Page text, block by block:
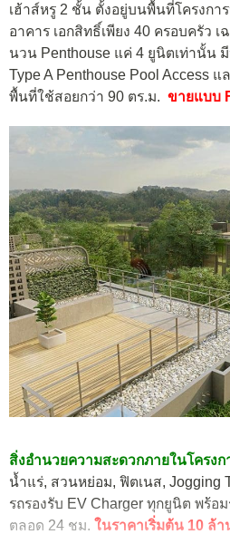
เฮ้าส์หรู 2 ชั้น ตั้งอยู่บนพื้นที่โครงกา
อาคาร เอกสิทธิ์เพียง 40 ครอบครัว
นวน Penthouse แค่ 4 ยูนิตเท่านั้น
Type A Penthouse Pool Access แ
พื้นที่ใช้สอยกว่า 90 ตร.ม. ขายแบบ
สิ่งอำนวยความสะดวกภายในโครงก
น้ำแร่, สวนหย่อม, ฟิตเนส, Jogging
รถรองรับ EV Charger ทุกยูนิต พร้อ
ตลอด 24 ชม. ในราคาเริ่มต้น 10 ล้